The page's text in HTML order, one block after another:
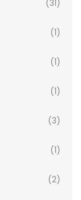
(31)
(1)
(1)
(1)
(3)
(1)
(2)